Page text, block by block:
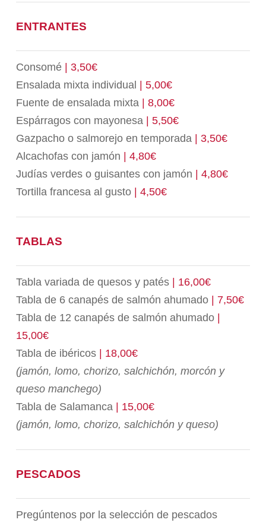
ENTRANTES
Consomé | 3,50€
Ensalada mixta individual
| 5,00€
Fuente de ensalada mixta | 8,00€
Espárragos con mayonesa | 5,50€
Gazpacho o salmorejo en temporada | 3,50€
Alcachofas con jamón | 4,80€
Judías verdes o guisantes con jamón | 4,80€
Tortilla francesa al gusto | 4,50€
TABLAS
Tabla variada de quesos y patés | 16,00€
Tabla de 6 canapés de salmón ahumado | 7,50€
Tabla de 12 canapés de salmón ahumado
15,00€
Tabla de ibéricos
| 18,00€
(jamón, lomo, chorizo, salchichón, morcón y
queso manchego)
Tabla de Salamanca
| 15,00€
(jamón, lomo, chorizo, salchichón y queso)
PESCADOS
Pregúntenos por la selección de pescados